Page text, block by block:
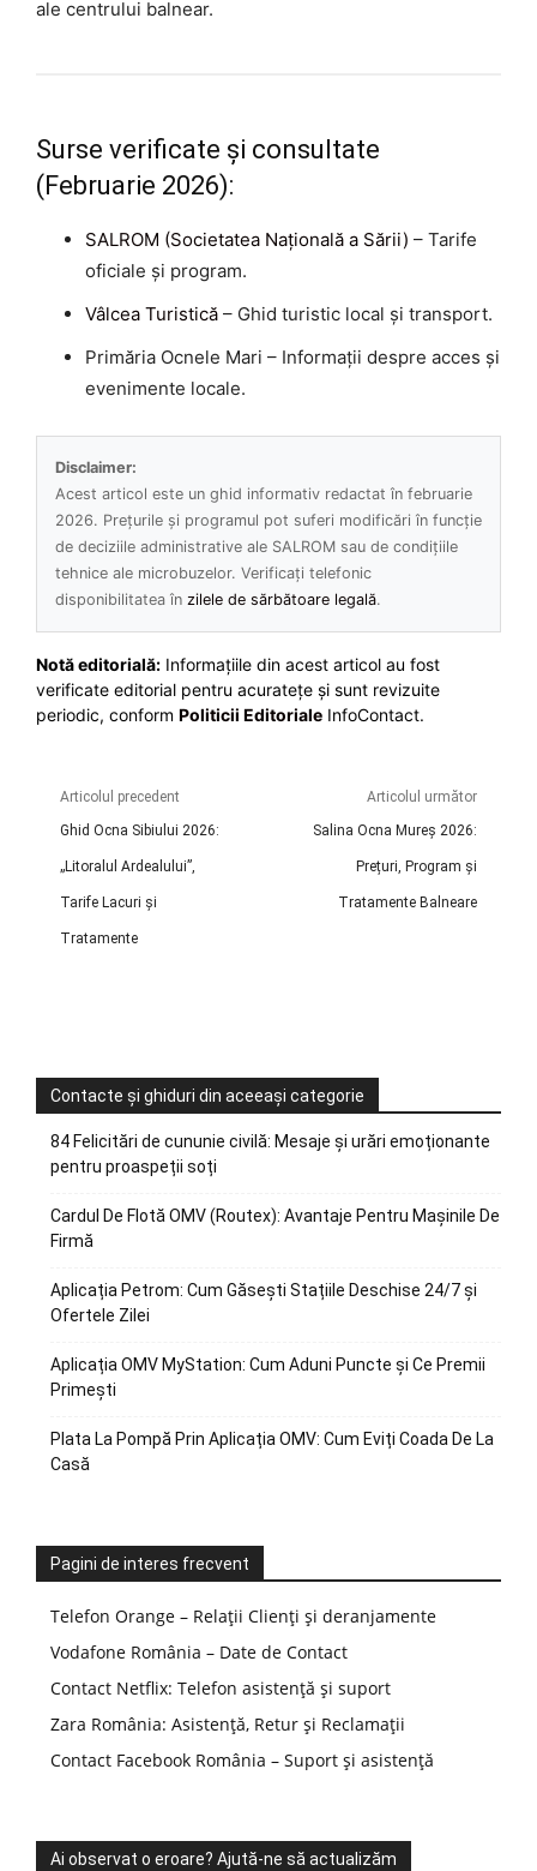
ale centrului balnear.
Surse verificate și consultate
(Februarie 2026):
SALROM (Societatea Națională a Sării) – Tarife
oficiale și program.
Vâlcea Turistică – Ghid turistic local și transport.
Primăria Ocnele Mari – Informații despre acces și
evenimente locale.
Disclaimer:
Acest articol este un ghid informativ redactat în februarie
2026. Prețurile și programul pot suferi modificări în funcție
de deciziile administrative ale SALROM sau de condițiile
tehnice ale microbuzelor. Verificați telefonic
disponibilitatea în zilele de sărbătoare legală.
Notă editorială: Informațiile din acest articol au fost
verificate editorial pentru acuratețe și sunt revizuite
periodic, conform Politicii Editoriale InfoContact.
Articolul precedent
Ghid Ocna Sibiului 2026:
„Litoralul Ardealului”,
Tarife Lacuri și
Tratamente
Articolul următor
Salina Ocna Mureș 2026:
Prețuri, Program și
Tratamente Balneare
Contacte și ghiduri din aceeași categorie
84 Felicitări de cununie civilă: Mesaje și urări emoționante
pentru proaspeții soți
Cardul De Flotă OMV (Routex): Avantaje Pentru Mașinile De
Firmă
Aplicația Petrom: Cum Găsești Stațiile Deschise 24/7 și
Ofertele Zilei
Aplicația OMV MyStation: Cum Aduni Puncte și Ce Premii
Primești
Plata La Pompă Prin Aplicația OMV: Cum Eviți Coada De La
Casă
Pagini de interes frecvent
Telefon Orange – Relații Clienți și deranjamente
Vodafone România – Date de Contact
Contact Netflix: Telefon asistență și suport
Zara România: Asistență, Retur și Reclamații
Contact Facebook România – Suport și asistență
Ai observat o eroare? Ajută-ne să actualizăm